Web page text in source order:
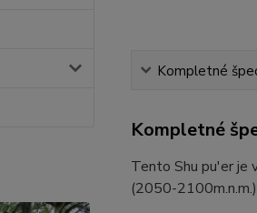
Kompletné
Kompletné
Tento Shu pu'er je
(2050-